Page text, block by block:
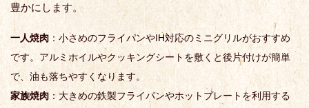
豊かにします。
一人焼肉 ：小さめのフライパンやIH対応のミニグリルがおすすめ
です。アルミホイルやクッキングシートを敷くと後片付けが簡単
で、油も落ちやすくなります。
家族焼肉 ：大きめの鉄製フライパンやホットプレートを利用する